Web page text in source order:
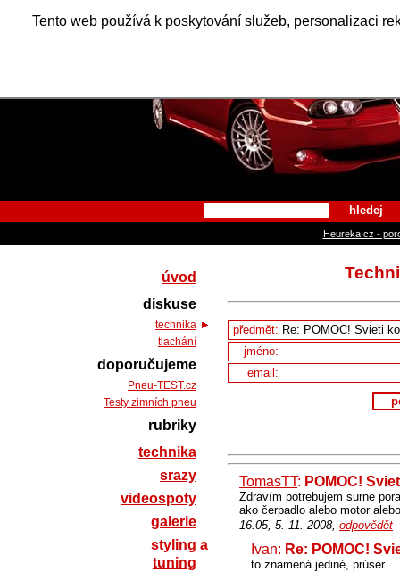
Tento web používá k poskytování služeb, personalizaci
Alfa
hledej
Heureka.cz -
předmět:
jméno:
email:
TomasTT: POMOC!
Zdravím potrebujem surne
ako čerpadlo alebo motor
16.05, 5. 11. 2008, odpovědět
Ivan: Re: POMOC!
to znamená jediné, prúser...
úvod
diskuse
technika
tlachání
doporučujeme
Pneu-TEST.cz
Testy zimních pneu
rubriky
technika
srazy
videospoty
galerie
styling a
tuning